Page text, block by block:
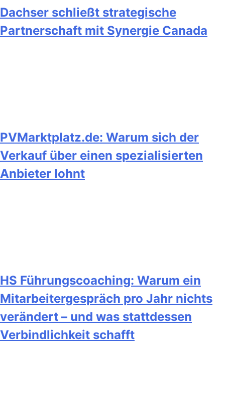
Dachser schließt strategische
Partnerschaft mit Synergie Canada
PVMarktplatz.de: Warum sich der
Verkauf über einen spezialisierten
Anbieter lohnt
HS Führungscoaching: Warum ein
Mitarbeitergespräch pro Jahr nichts
verändert – und was stattdessen
Verbindlichkeit schafft